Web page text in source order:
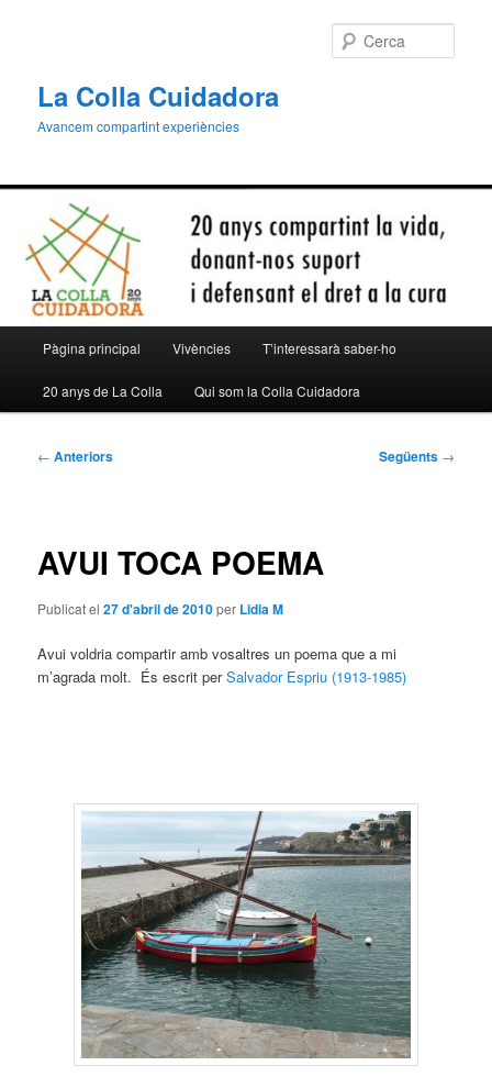
La Colla Cuidadora
Avancem compartint experiències
principal
Pàgina principal Vivències T’interessarà saber-ho
20 anys de La Colla Qui som la Colla Cuidadora
Navegació
← Anteriors Següents →
AVUI TOCA POEMA
Publicat el27 d'abril de 2010per Lidia M
Avui voldria compartir amb vosaltres un poema que a mi
m’agrada molt. És escrit perSalvador Espriu (1913-1985)